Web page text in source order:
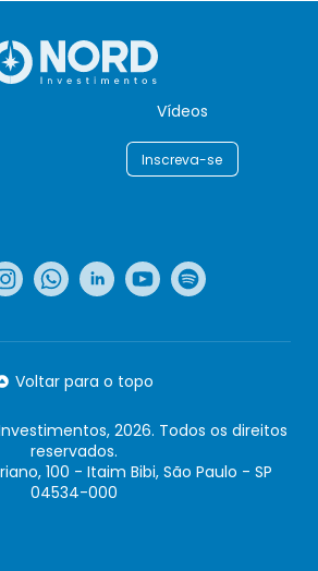
Vídeos
Inscreva-se
Voltar para o topo
2026. Todos os direitos
reservados.
100 - Itaim Bibi, São Paulo - SP
04534-000